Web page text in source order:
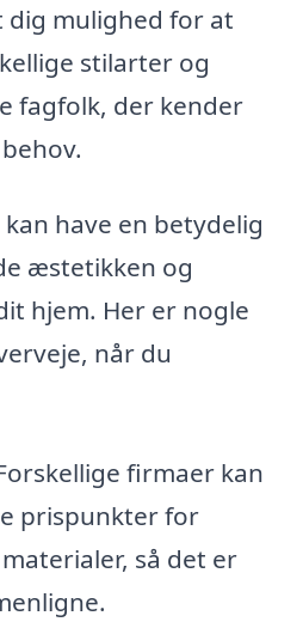
dig mulighed for at
stilarter og
fagfolk, der kender
have en betydelig
æstetikken og
hjem. Her er nogle
når du
firmaer kan
prispunkter for
så det er